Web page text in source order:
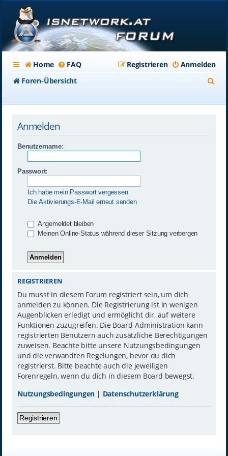
Home FAQ Anmelden
Registrieren
Foren-Übersicht
Anmelden
Benutzername:
Passwort:
Ich habe mein Passwort vergessen
Die Aktivierungs-E-Mail erneut senden
Angemeldet bleiben
Meinen Online-Status während dieser Sitzung verbergen
REGISTRIEREN
Du musst in diesem Forum registriert sein, um dich
anmelden zu können. Die Registrierung ist in wenigen
Augenblicken erledigt und ermöglicht dir, auf weitere
Funktionen zuzugreifen. Die Board-Administration kann
registrierten Benutzern auch zusätzliche Berechtigungen
zuweisen. Beachte bitte unsere Nutzungsbedingungen
und die verwandten Regelungen, bevor du dich
registrierst. Bitte beachte auch die jeweiligen
Forenregeln, wenn du dich in diesem Board bewegst.
Nutzungsbedingungen | Datenschutzerklärung
Registrieren